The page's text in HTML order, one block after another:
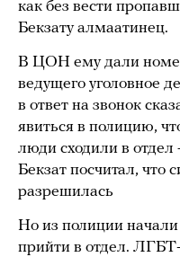
как без вести
Бекзату алмаатинец.
В ЦОН ему дали
ведущего уголовное
в ответ на звонок
явиться в полицию,
люди сходили в
Бекзат посчитал, что
разрешилась
Но из полиции начали
прийти в отдел.